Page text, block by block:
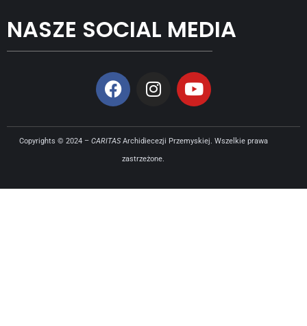
NASZE SOCIAL MEDIA
Copyrights © 2024 – CARITASArchidiecezji Przemyskiej. Wszelkie prawa
zastrzeżone.